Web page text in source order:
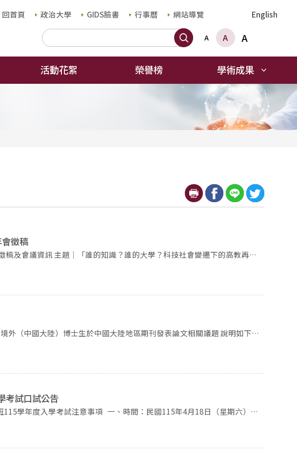
回首頁 政治大學 GIDS臉書 行事曆 網站導覽 English
搜尋A A A
活動花絮 榮譽榜 學術成果
徵稿
學？科技社會變遷下的高教再想
文競獎等相關資訊（網站）：
www.facebook.com/tads.tw
述獎學金均供本所全體學生（含國籍生與境外生）申請，均係依學生在學
，並非針對特定論文或研究內容提供補助。 三、上述學生於中國
人學術研究與發表行為，本校、本所及指導教授均未有指導、參與或提供
術評量機制，均未採計中國大陸地區期刊作為學術成果認列依據。 四、
識分子的公共責任，學生各類學術成果之認列與審查均依既有規範辦理，
學生（含僑生、陸生
修時，不僅能認識臺灣的制度與文化，也能理解臺灣社會對自由民主、獨
人生，促進臺灣與世界的相互尊重與交流。
考試口試公告
事項 一、時間：民國115年4月18日（星期六）